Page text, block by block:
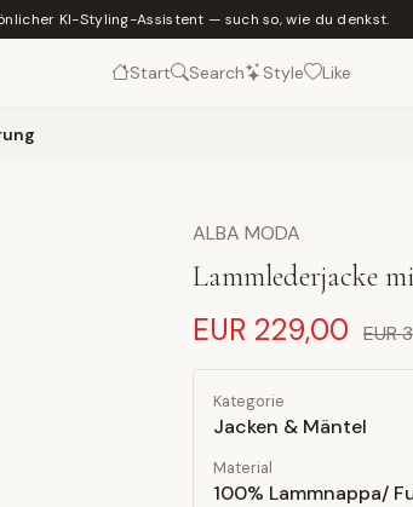
KI-Styling-Assistent — such so, wie du denkst.
Start Search Style Like
ALBA MODA
Lammlederjacke
EUR 229,00 EUR
Kategorie
Jacken & Mäntel
Material
100% Lammnappa/